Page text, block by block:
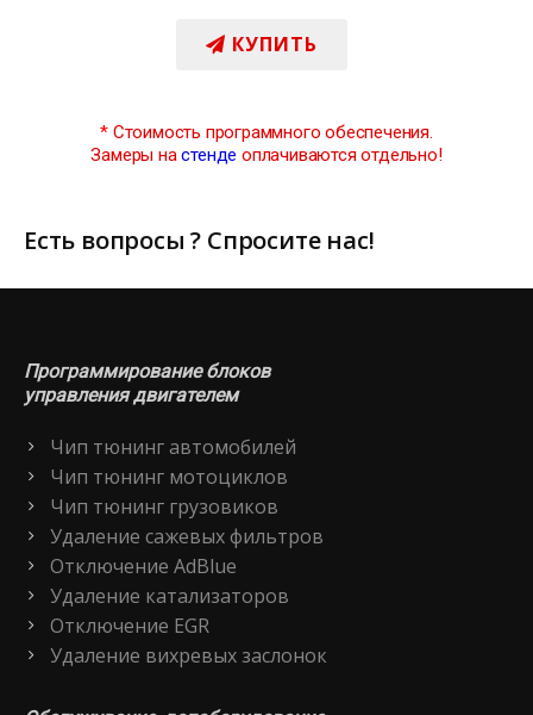
КУПИТЬ
* Стоимость программного обеспечения.
Замеры настенде оплачиваются отдельно!
Есть вопросы ? Спросите нас!
Программирование блоков
управления двигателем
Чип тюнинг автомобилей
Чип тюнинг мотоциклов
Чип тюнинг грузовиков
Удаление сажевых фильтров
Отключение AdBlue
Удаление катализаторов
Отключение EGR
Удаление вихревых заслонок